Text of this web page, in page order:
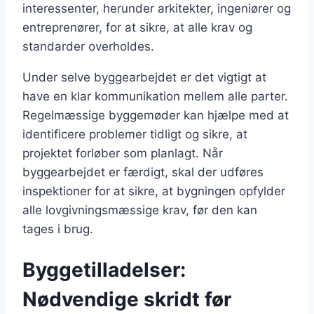
interessenter, herunder arkitekter, ingeniører og
entreprenører, for at sikre, at alle krav og
standarder overholdes.
Under selve byggearbejdet er det vigtigt at
have en klar kommunikation mellem alle parter.
Regelmæssige byggemøder kan hjælpe med at
identificere problemer tidligt og sikre, at
projektet forløber som planlagt. Når
byggearbejdet er færdigt, skal der udføres
inspektioner for at sikre, at bygningen opfylder
alle lovgivningsmæssige krav, før den kan
tages i brug.
Byggetilladelser:
Nødvendige skridt før